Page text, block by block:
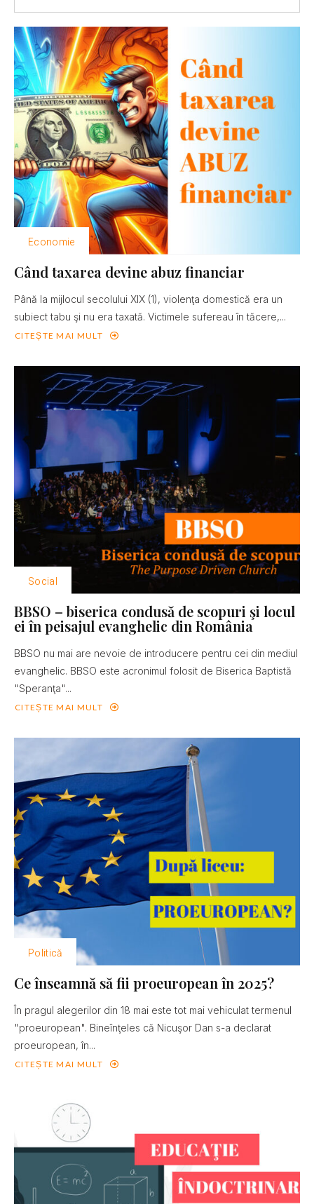
Economie
Când taxarea devine abuz financiar
Până la mijlocul secolului XIX (1), violenţa domestică era un
subiect tabu şi nu era taxată. Victimele sufereau în tăcere,...
CITEȘTE MAI MULT
Social
BBSO – biserica condusă de scopuri şi locul
ei în peisajul evanghelic din România
BBSO nu mai are nevoie de introducere pentru cei din mediul
evanghelic. BBSO este acronimul folosit de Biserica Baptistă
"Speranţa"...
CITEȘTE MAI MULT
Politică
Ce înseamnă să fii proeuropean în 2025?
În pragul alegerilor din 18 mai este tot mai vehiculat termenul
"proeuropean". Bineînţeles că Nicuşor Dan s-a declarat
proeuropean, în...
CITEȘTE MAI MULT